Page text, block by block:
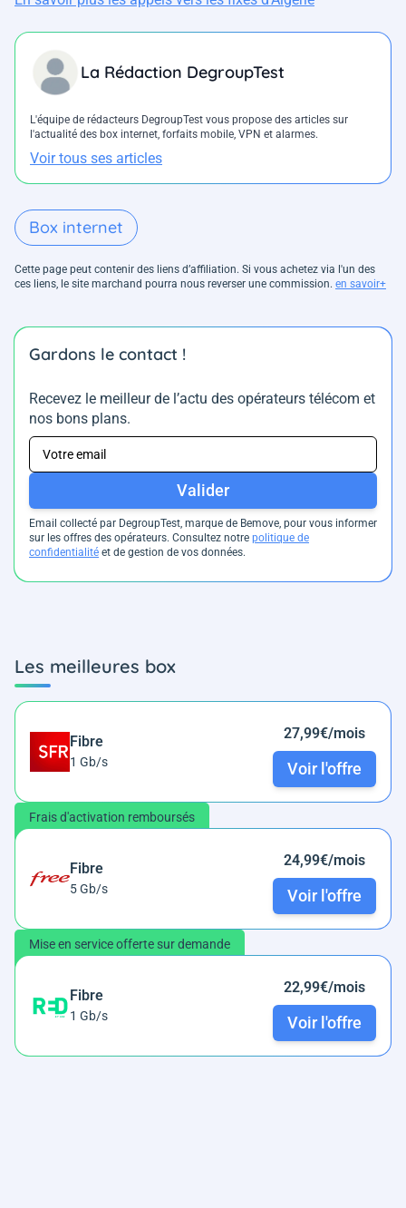
La Rédaction DegroupTest
L'équipe de rédacteurs DegroupTest vous propose des articles sur
l'actualité des box internet, forfaits mobile, VPN et alarmes.
Voir tous ses articles
Box internet
Cette page peut contenir des liens d’affiliation. Si vous achetez via l'un des
ces liens, le site marchand pourra nous reverser une commission. en savoir+
Gardons le contact !
Recevez le meilleur de l’actu des opérateurs télécom et
nos bons plans.
Valider
Email collecté par DegroupTest, marque de Bemove, pour vous informer
sur les offres des opérateurs. Consultez notre politique de
confidentialité et de gestion de vos données.
Les meilleures box
Fibre
1 Gb/s
27,99€/mois
Voir l'offre
Frais d'activation remboursés
Fibre
5 Gb/s
24,99€/mois
Voir l'offre
Mise en service offerte sur demande
Fibre
1 Gb/s
22,99€/mois
Voir l'offre